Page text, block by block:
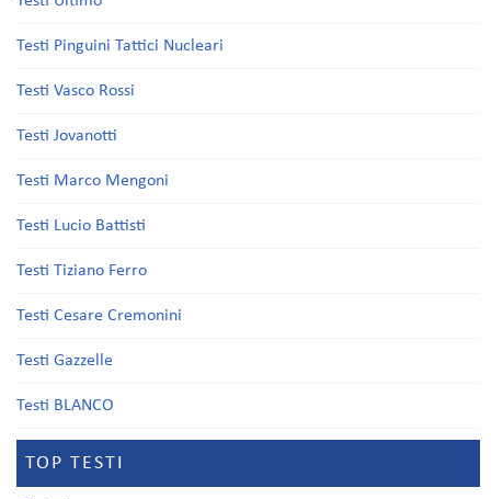
Testi Pinguini Tattici Nucleari
Testi Vasco Rossi
Testi Jovanotti
Testi Marco Mengoni
Testi Lucio Battisti
Testi Tiziano Ferro
Testi Cesare Cremonini
Testi Gazzelle
Testi BLANCO
TOP TESTI